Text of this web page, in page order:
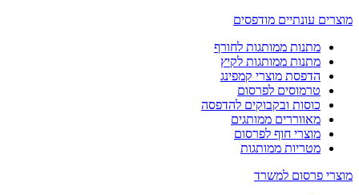
מוצרים עונתיים מודפסים
מתנות ממותגות לחורף
מתנות ממותגות לקיץ
הדפסת מוצרי קמפינג
טרמוסים לפרסום
כוסות ובקבוקים להדפסה
מאווררים ממותגים
מוצרי חוף לפרסום
מטריות ממותגות
מוצרי פרסום למשרד